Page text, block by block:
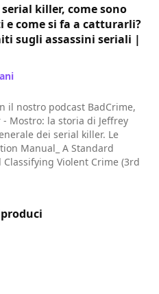
serial killer, come sono
e come si fa a catturarli?
sugli assassini seriali |
il nostro podcast BadCrime,
Mostro: la storia di Jeffrey
dei serial killer. Le
Manual_ A Standard
Violent Crime (3rd